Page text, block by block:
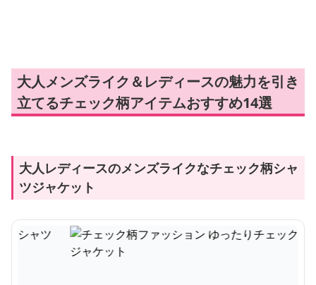
大人メンズライク＆レディースの魅力を引き
立てるチェック柄アイテムおすすめ14選
大人レディースのメンズライクなチェック柄シャ
ツジャケット